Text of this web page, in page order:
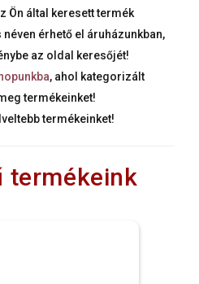
Ön által keresett termék
érhető el áruházunkban,
az oldal keresőjét!
, ahol kategorizált
termékeinket!
termékeinket!
termékeink